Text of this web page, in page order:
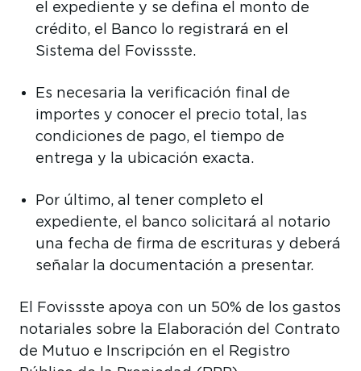
el expediente y se defina el monto de
crédito, el Banco lo registrará en el
Sistema del Fovissste.
Es necesaria la verificación final de
importes y conocer el precio total, las
condiciones de pago, el tiempo de
entrega y la ubicación exacta.
Por último, al tener completo el
expediente, el banco solicitará al notario
una fecha de firma de escrituras y deberá
señalar la documentación a presentar.
El Fovissste apoya con un 50% de los gastos
notariales sobre la Elaboración del Contrato
de Mutuo e Inscripción en el Registro